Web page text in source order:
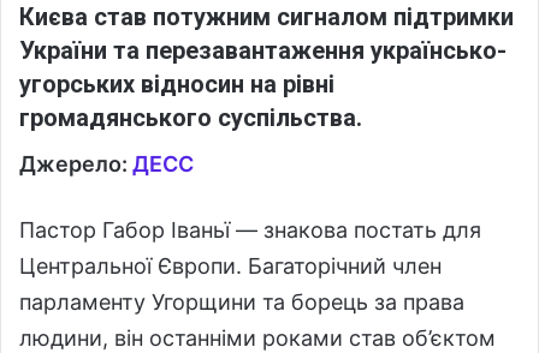
Києва став потужним сигналом підтримки
України та перезавантаження українсько-
угорських відносин на рівні
громадянського суспільства.
Джерело: ДЕСС
Пастор Габор Іваньї — знакова постать для
Центральної Європи. Багаторічний член
парламенту Угорщини та борець за права
людини, він останніми роками став об’єктом